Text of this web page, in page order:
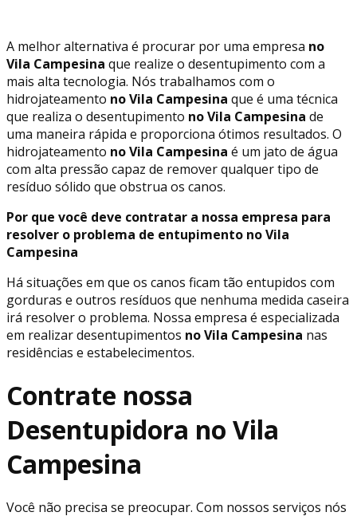
A melhor alternativa é procurar por uma empresa no
Vila Campesina que realize o desentupimento com a
mais alta tecnologia. Nós trabalhamos com o
hidrojateamento no Vila Campesina que é uma técnica
que realiza o desentupimento no Vila Campesina de
uma maneira rápida e proporciona ótimos resultados. O
hidrojateamento no Vila Campesina é um jato de água
com alta pressão capaz de remover qualquer tipo de
resíduo sólido que obstrua os canos.
Por que você deve contratar a nossa empresa para
resolver o problema de entupimento no Vila
Campesina
Há situações em que os canos ficam tão entupidos com
gorduras e outros resíduos que nenhuma medida caseira
irá resolver o problema. Nossa empresa é especializada
em realizar desentupimentos no Vila Campesina nas
residências e estabelecimentos.
Contrate nossa
Desentupidora no Vila
Campesina
Você não precisa se preocupar. Com nossos serviços nós